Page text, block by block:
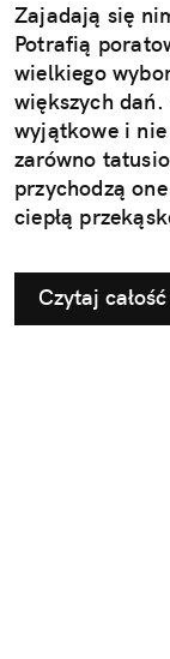
Zajadają się
Potrafią
wielkiego
większych
wyjątkowe i
zarówno
przychodzą
ciepłą
Czytaj całość